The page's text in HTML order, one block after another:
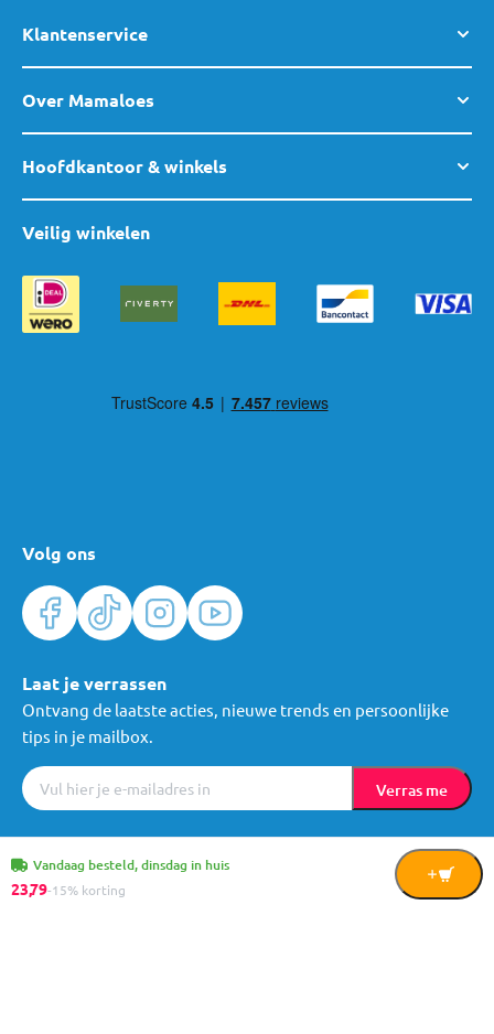
Vandaag besteld, dinsdag in huis
23,79-15% korting
In
Klantenservice
Over Mamaloes
Hoofdkantoor & winkels
Volg ons
Veilig winkelen
Laat je verrassen
Ontvang de laatste acties, nieuwe trends en persoonlijke
tips in je mailbox.
Verras me
Algemene voorwaarden Cookies © Mama Loes & Kids B.V.